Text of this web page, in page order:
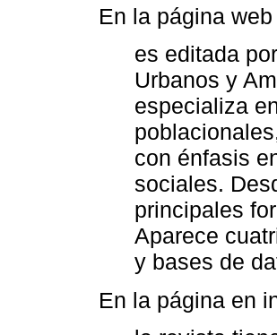
En la página
es editada
Urbanos y
especializa
con énfasis
sociales.
principales
Aparece
y bases de
En la página en